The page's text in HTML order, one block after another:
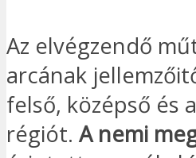
Az elvégzendő
arcának
felső, középső és
régiót. A nemi